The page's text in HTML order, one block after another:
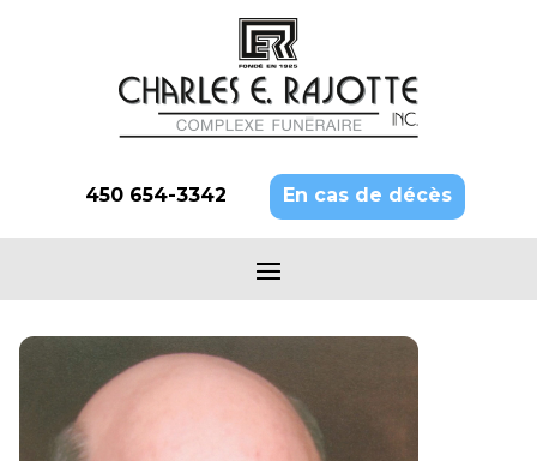
450 654-3342 En cas de décès